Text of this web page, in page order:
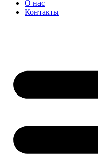
О нас
Контакты